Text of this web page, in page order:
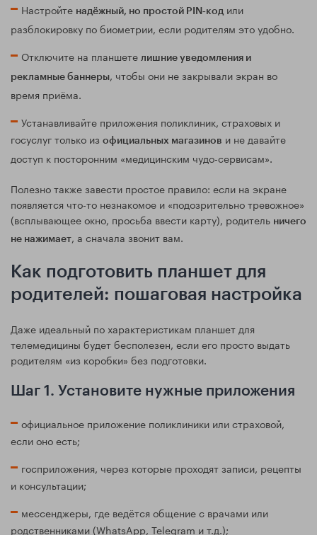
Настройте надёжный, но простой PIN‑код или
разблокировку по биометрии, если родителям это удобно.
Отключите на планшете лишние уведомления и
рекламные баннеры, чтобы они не закрывали экран во
время приёма.
Устанавливайте приложения поликлиник, страховых и
госуслуг только из официальных магазинов и не давайте
доступ к посторонним «медицинским чудо-сервисам».
Полезно также завести простое правило: если на экране
появляется что-то незнакомое и «подозрительно тревожное»
(всплывающее окно, просьба ввести карту), родитель ничего
не нажимает, а сначала звонит вам.
Как подготовить планшет для
родителей: пошаговая настройка
Даже идеальный по характеристикам планшет для
телемедицины будет бесполезен, если его просто выдать
родителям «из коробки» без подготовки.
Шаг 1. Установите нужные приложения
официальное приложение поликлиники или страховой,
если оно есть;
госприложения, через которые проходят записи, рецепты
и консультации;
мессенджеры, где ведётся общение с врачами или
родственниками (WhatsApp, Telegram и т.д.);